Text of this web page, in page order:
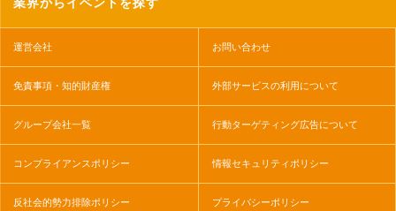
運営会社 お問い合わせ
免責事項・知的財産権 外部サービスの利用について
グループ会社一覧 行動ターゲティング広告について
コンプライアンスポリシー 情報セキュリティポリシー
反社会的勢力排除ポリシー プライバシーポリシー